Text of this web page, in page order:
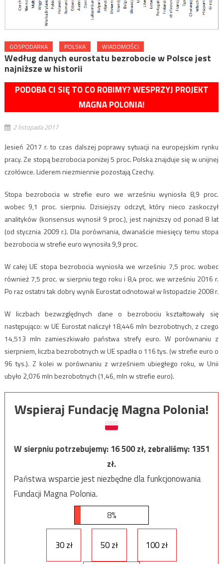
GOSPODARKA POLSKA WIADOMOŚCI
Według danych eurostatu bezrobocie w Polsce jest
najniższe w historii
PODOBA CI SIĘ TO CO ROBIMY? WESPRZYJ PROJEKT
MAGNA POLONIA!
2 listopada 2017
Jesień 2017 r. to czas dalszej poprawy sytuacji na europejskim rynku
pracy. Ze stopą bezrobocia poniżej 5 proc. Polska znajduje się w unijnej
czołówce. Liderem niezmiennie pozostają Czechy.
Stopa bezrobocia w strefie euro we wrześniu wyniosła 8,9 proc.
wobec 9,1 proc. sierpniu. Dzisiejszy odczyt, który nieco zaskoczył
analityków (konsensus wynosił 9 proc.), jest najniższy od ponad 8 lat
(od stycznia 2009 r.). Dla porównania, dwanaście miesięcy temu stopa
bezrobocia w strefie euro wynosiła 9,9 proc.
W całej UE stopa bezrobocia wyniosła we wrześniu 7,5 proc. wobec
również 7,5 proc. w sierpniu tego roku i 8,4 proc. we wrześniu 2016 r.
Po raz ostatni tak dobry wynik Eurostat odnotował w listopadzie 2008 r.
W liczbach bezwzględnych dane o bezrobociu kształtowały się
następująco: w UE Eurostat naliczył 18,446 mln bezrobotnych, z czego
14,513 mln zamieszkiwało państwa strefy euro. W porównaniu z
sierpniem, liczba bezrobotnych w UE spadła o 116 tys. (w strefie euro o
96 tys.). Z kolei w porównaniu z wrześniem ubiegłego roku, w Unii
ubyło 2,076 mln bezrobotnych (1,46, mln w strefie euro).
Wspieraj Fundację Magna Polonia!
W sierpniu potrzebujemy:16 500zł, zebraliśmy:1351
zł.
Państwa wsparcie jest niezbędne dla funkcjonowania
Fundacji Magna Polonia.
8%
30 zł 50 zł 100 zł